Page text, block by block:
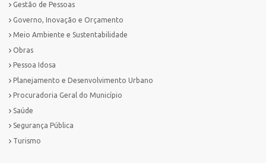
Gestão de Pessoas
Governo, Inovação e Orçamento
Meio Ambiente e Sustentabilidade
Obras
Pessoa Idosa
Planejamento e Desenvolvimento Urbano
Procuradoria Geral do Município
Saúde
Segurança Pública
Turismo